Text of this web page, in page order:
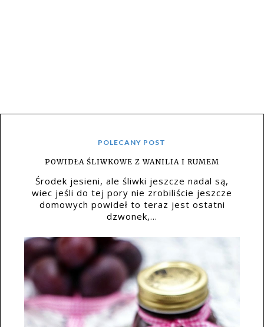
POLECANY POST
POWIDŁA ŚLIWKOWE Z WANILIA I RUMEM
Środek jesieni, ale śliwki jeszcze nadal są,
wiec jeśli do tej pory nie zrobiliście jeszcze
domowych powideł to teraz jest ostatni
dzwonek,...